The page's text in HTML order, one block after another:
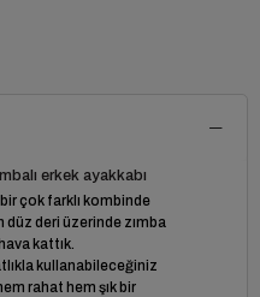
erkek ayakkabı
çok farklı kombinde
deri üzerinde zımba
kattık.
kullanabileceğiniz
rahat hem şık bir